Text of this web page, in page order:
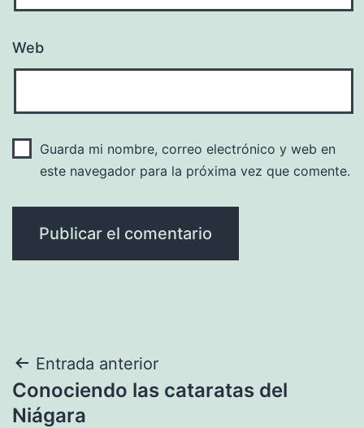
Web
Guarda mi nombre, correo electrónico y web en
este navegador para la próxima vez que comente.
Navegación
de
Entrada anterior
Conociendo las cataratas del
Niágara